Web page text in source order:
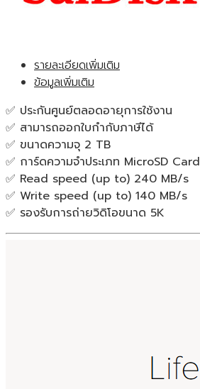
รายละเอียดเพิ่มเติม
ข้อมูลเพิ่มเติม
✅ ประกันศูนย์ตลอดอายุการใช้งาน
✅ สามารถออกใบกำกับภาษีได้
✅ ขนาดความจุ 2 TB
✅ การ์ดความจำประเภท MicroSD Card
✅ Read speed (up to) 240 MB/s
✅ Write speed (up to) 140 MB/s
✅ รองรับการถ่ายวิดิโอขนาด 5K